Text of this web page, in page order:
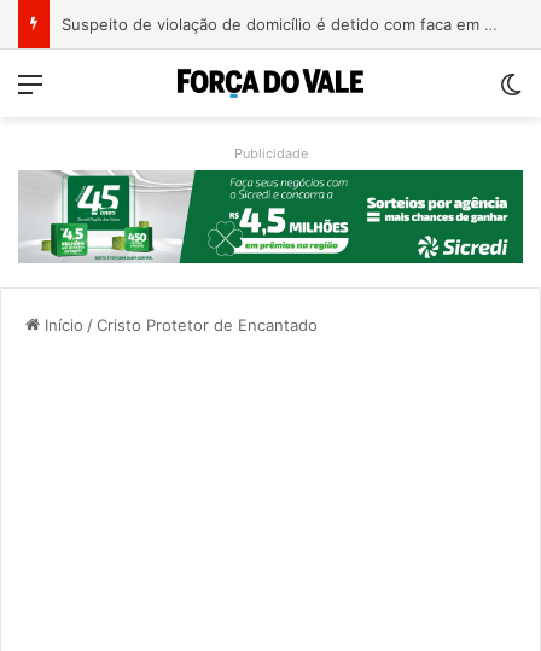
Aluno de 15 anos ataca professoras com facão em escola no Rio Grande do Sul
Menu
Publicidade
Início /Cristo Protetor de Encantado